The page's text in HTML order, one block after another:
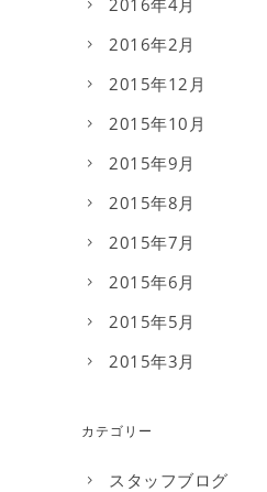
2016年4月
2016年2月
2015年12月
2015年10月
2015年9月
2015年8月
2015年7月
2015年6月
2015年5月
2015年3月
カテゴリー
スタッフブログ